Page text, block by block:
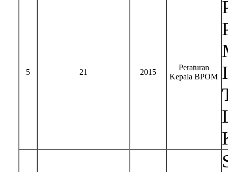
5 21 2015
Peraturan
Kepala BPOM